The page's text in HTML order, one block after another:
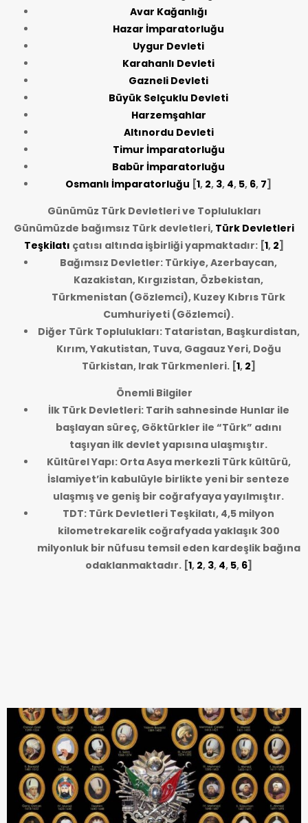
Avar Kağanlığı
Hazar İmparatorluğu
Uygur Devleti
Karahanlı Devleti
Gazneli Devleti
Büyük Selçuklu Devleti
Harzemşahlar
Altınordu Devleti
Timur İmparatorluğu
Babür İmparatorluğu
Osmanlı İmparatorluğu [1, 2, 3, 4, 5, 6, 7]
Günümüz Türk Devletleri ve Toplulukları
Günümüzde bağımsız Türk devletleri, Türk Devletleri
Teşkilatı çatısı altında işbirliği yapmaktadır: [1, 2]
Bağımsız Devletler: Türkiye, Azerbaycan,
Kazakistan, Kırgızistan, Özbekistan,
Türkmenistan (Gözlemci), Kuzey Kıbrıs Türk
Cumhuriyeti (Gözlemci).
Diğer Türk Toplulukları: Tataristan, Başkurdistan,
Kırım, Yakutistan, Tuva, Gagauz Yeri, Doğu
Türkistan, Irak Türkmenleri.[1, 2]
Önemli Bilgiler
İlk Türk Devletleri: Tarih sahnesinde Hunlar ile
başlayan süreç, Göktürkler ile “Türk” adını
taşıyan ilk devlet yapısına ulaşmıştır.
Kültürel Yapı: Orta Asya merkezli Türk kültürü,
İslamiyet’in kabulüyle birlikte yeni bir senteze
ulaşmış ve geniş bir coğrafyaya yayılmıştır.
TDT: Türk Devletleri Teşkilatı, 4,5 milyon
kilometrekarelik coğrafyada yaklaşık 300
milyonluk bir nüfusu temsil eden kardeşlik bağına
odaklanmaktadır.[1, 2, 3, 4, 5, 6]